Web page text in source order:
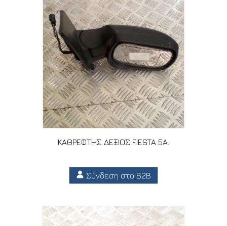
ΚΑΘΡΕΦΤΗΣ ΔΕΞΙΟΣ FIESTA 5A.
Σύνδεση στο B2B